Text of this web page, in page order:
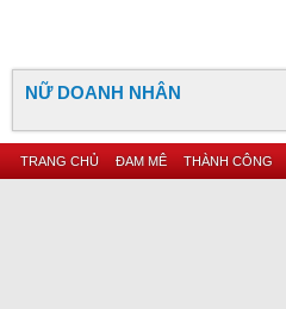
NỮ DOANH NHÂN
TRANG CHỦ ĐAM MÊ THÀNH CÔNG